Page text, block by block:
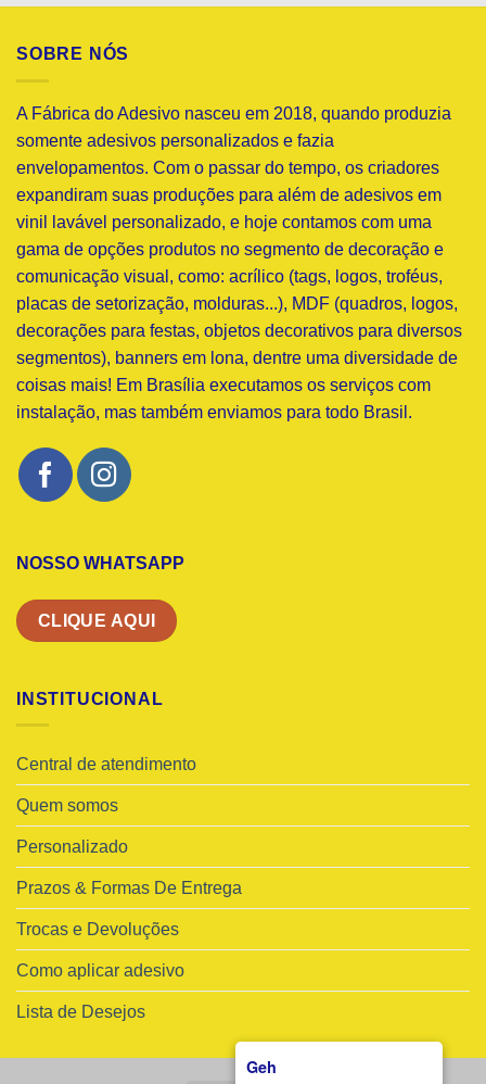
Geh
SOBRE NÓS
A Fábrica do Adesivo nasceu em 2018, quando produzia
somente adesivos personalizados e fazia
envelopamentos. Com o passar do tempo, os criadores
expandiram suas produções para além de adesivos em
vinil lavável personalizado, e hoje contamos com uma
gama de opções produtos no segmento de decoração e
comunicação visual, como: acrílico (tags, logos, troféus,
placas de setorização, molduras...), MDF (quadros, logos,
decorações para festas, objetos decorativos para diversos
segmentos), banners em lona, dentre uma diversidade de
coisas mais! Em Brasília executamos os serviços com
instalação, mas também enviamos para todo Brasil.
NOSSO WHATSAPP
CLIQUE AQUI
INSTITUCIONAL
Central de atendimento
Quem somos
Personalizado
Prazos & Formas De Entrega
Trocas e Devoluções
Como aplicar adesivo
Lista de Desejos